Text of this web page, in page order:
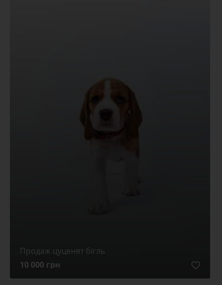
Продаж цуценят бігль
10 000 грн